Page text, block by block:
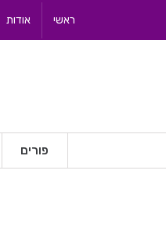
ראשי אודות
פורים